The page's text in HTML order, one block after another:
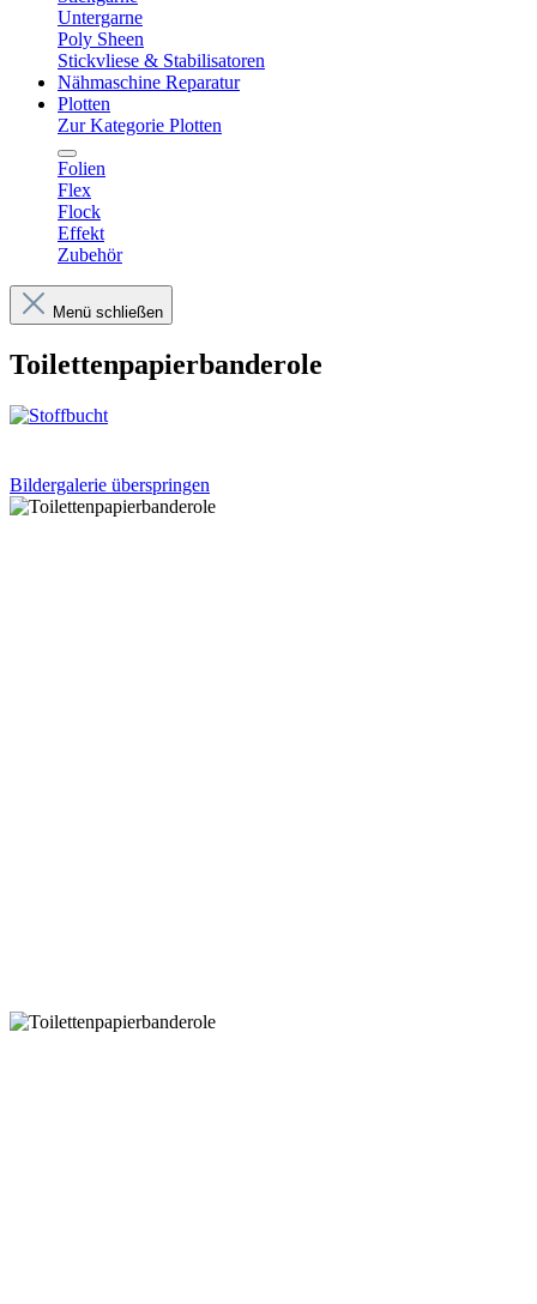
Untergarne
Poly Sheen
Stickvliese & Stabilisatoren
Nähmaschine Reparatur
Plotten
Zur Kategorie Plotten
Folien
Flex
Flock
Effekt
Zubehör
Menü schließen
Toilettenpapierbanderole
Bildergalerie überspringen